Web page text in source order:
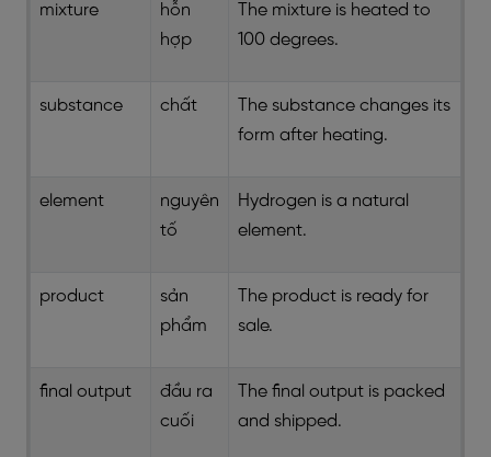
mixture
hỗn
hợp
The mixture is heated to
100 degrees.
substance chất
The substance changes its
form after heating.
element
nguyên
tố
Hydrogen is a natural
element.
product
sản
phẩm
The product is ready for
sale.
final output
đầu ra
cuối
The final output is packed
and shipped.